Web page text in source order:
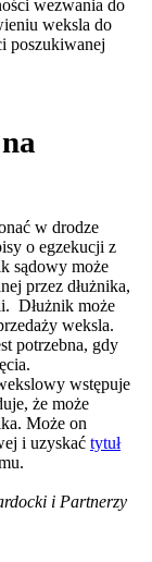
wezwania do
weksla do
poszukiwanej
w drodze
o egzekucji z
sądowy może
przez dłużnika,
Dłużnik może
weksla.
potrzebna, gdy
wstępuje
że może
Może on
i uzyskać tytuł
i Partnerzy